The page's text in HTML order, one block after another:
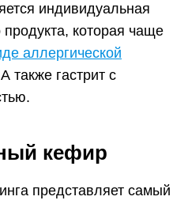
индивидуальная
продукта, которая чаще
аллергической
также гастрит с
кефир
представляет самый